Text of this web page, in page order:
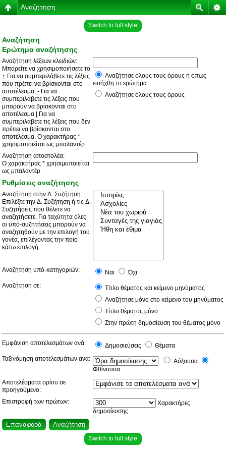
Αναζήτηση
Switch to full style
Αναζήτηση
Ερώτημα αναζήτησης
Αναζήτηση λέξεων κλειδιών:
Μπορείτε να χρησιμοποιήσετε το
+ Για να συμπεριλάβετε τις λέξεις
που πρέπει να βρίσκονται στο
αποτέλεσμα, - Για να
συμπεριλάβετε τις λέξεις που
μπορούν να βρίσκονται στο
αποτέλεσμα
Για να
συμπεριλάβετε τις λέξεις που δεν
πρέπει να βρίσκονται στο
αποτέλεσμα. Ο χαρακτήρας *
χρησιμοποιείται ως μπαλαντέρ
Αναζήτησε όλους τους όρους ή όπως
εισήχθη το ερώτημα
Αναζήτησε όλους τους όρους
Αναζήτηση αποστολέα:
Ο χαρακτήρας * χρησιμοποιείται
ως μπαλαντέρ
Ρυθμίσεις αναζήτησης
Αναζήτηση στην Δ. Συζήτηση:
Επιλέξτε την Δ. Συζήτηση ή τις Δ.
Συζητήσεις που θέλετε να
αναζητήσετε. Για ταχύτητα όλες
οι υπό-συζητήσεις μπορούν να
αναζητηθούν με την επιλογή του
γονέα, επιλέγοντας την ποιο
κάτω επιλογή.
Αναζήτηση υπό-κατηγοριών: Ναι
Όχι
Αναζήτηση σε:
Τίτλο θέματος και κείμενο μηνύματος
Αναζήτησε μόνο στο κείμενο του μηνύματος
Τίτλο θέματος μόνο
Στην πρώτη δημοσίευση του θέματος μόνο
Εμφάνιση αποτελεσμάτων ανά: Δημοσιεύσεις
Θέματα
Ταξινόμηση αποτελεσμάτων ανά:
Αύξουσα
Φθίνουσα
Αποτελέσματα ορίου σε
προηγούμενο:
Επιστροφή των πρώτων:
Χαρακτήρες
δημοσίευσης
Switch to full style